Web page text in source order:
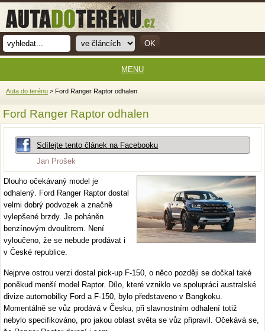
Auta do terénu > Ford Ranger Raptor odhalen
Ford Ranger Raptor odhalen
Sdílejte tento článek na Facebooku
Jan Prošek
Dlouho očekávaný model je
odhalený. Ford Ranger Raptor dostal
velmi dobrý podvozek a značně
vylepšené brzdy. Je poháněn
benzínovým dvoulitrem. Není
vyloučeno, že se nebude prodávat i
v České republice.
Nejprve ostrou verzi dostal pick-up F-150, o něco později se dočkal také
poněkud menší model Raptor. Dílo, které vzniklo ve spolupráci australské
divize automobilky Ford a F-150, bylo představeno v Bangkoku.
Momentálně se vůz prodává v Česku, při slavnostním odhalení totiž
nebylo specifikováno, pro jakou oblast světa se vůz připravil. Očekává se,
MENU